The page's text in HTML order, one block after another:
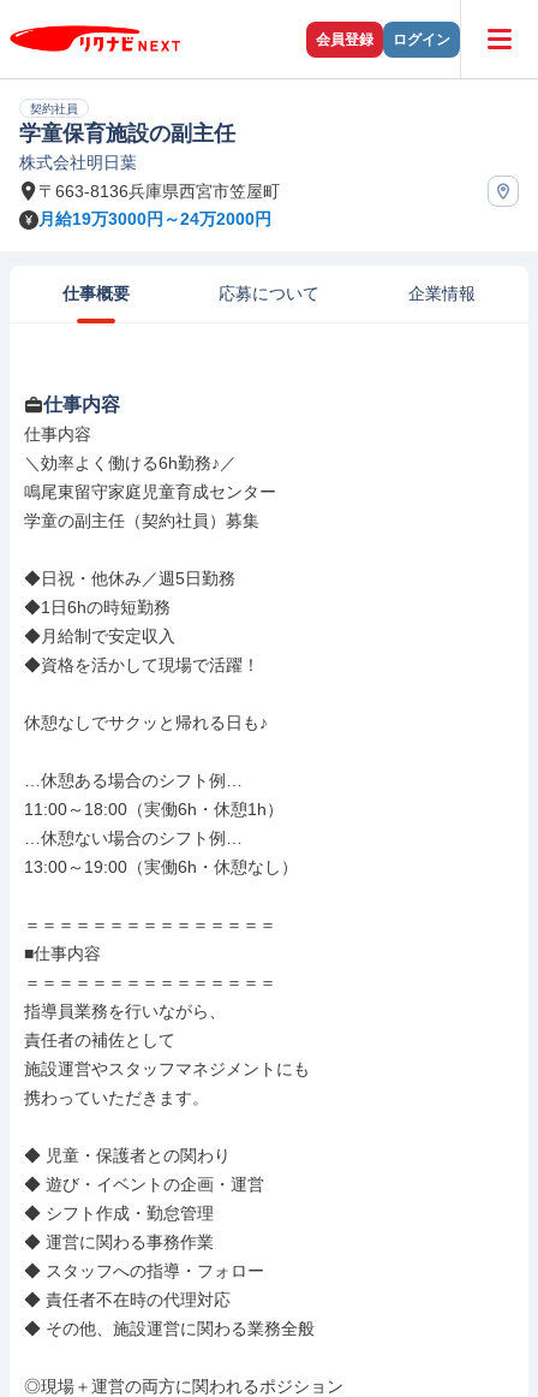
会員登録 ログイン
契約社員
学童保育施設の副主任
株式会社明日葉
〒663-8136兵庫県西宮市笠屋町
月給19万3000円～24万2000円
仕事概要 応募について 企業情報
仕事内容
仕事内容
＼効率よく働ける6h勤務♪／
鳴尾東留守家庭児童育成センター
学童の副主任（契約社員）募集
◆日祝・他休み／週5日勤務
◆1日6hの時短勤務
◆月給制で安定収入
◆資格を活かして現場で活躍！
休憩なしでサクッと帰れる日も♪
…休憩ある場合のシフト例…
11:00～18:00（実働6h・休憩1h）
…休憩ない場合のシフト例…
13:00～19:00（実働6h・休憩なし）
＝＝＝＝＝＝＝＝＝＝＝＝＝＝＝
■仕事内容
＝＝＝＝＝＝＝＝＝＝＝＝＝＝＝
指導員業務を行いながら、
責任者の補佐として
施設運営やスタッフマネジメントにも
携わっていただきます。
◆ 児童・保護者との関わり
◆ 遊び・イベントの企画・運営
◆ シフト作成・勤怠管理
◆ 運営に関わる事務作業
◆ スタッフへの指導・フォロー
◆ 責任者不在時の代理対応
◆ その他、施設運営に関わる業務全般
◎現場＋運営の両方に関われるポジション